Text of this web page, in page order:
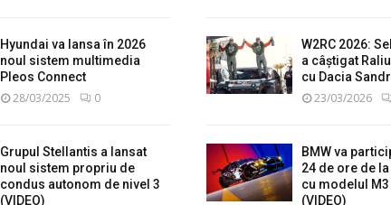
Hyundai va lansa în 2026
noul sistem multimedia
Pleos Connect
28/03/2025 0
Grupul Stellantis a lansat
noul sistem propriu de
condus autonom de nivel 3
(VIDEO)
W2RC 2026:
a câștigat
cu Dacia
23/03/2026
BMW va
24 de ore de
cu modelul
(VIDEO)